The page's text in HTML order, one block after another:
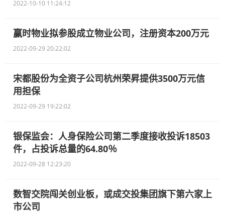
2022-10-10 11:24:12
赢时物业拟参股成立物业公司，注册资本200万元
2022-09-29 20:22:02
宋都股份为全资子公司杭州荣昇提供3500万元信
用担保
2022-09-29 19:22:02
银保监会：人身保险公司第二季度接收投诉18503
件，占投诉总量的64.80％
2022-09-28 12:23:20
数智交院闯关创业板，或成交投集团旗下第六家上
市公司